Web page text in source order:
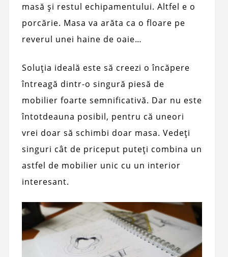
masă și restul echipamentului. Altfel e o
porcărie. Masa va arăta ca o floare pe
reverul unei haine de oaie…
Soluția ideală este să creezi o încăpere
întreagă dintr-o singură piesă de
mobilier foarte semnificativă. Dar nu este
întotdeauna posibil, pentru că uneori
vrei doar să schimbi doar masa. Vedeți
singuri cât de priceput puteți combina un
astfel de mobilier unic cu un interior
interesant.